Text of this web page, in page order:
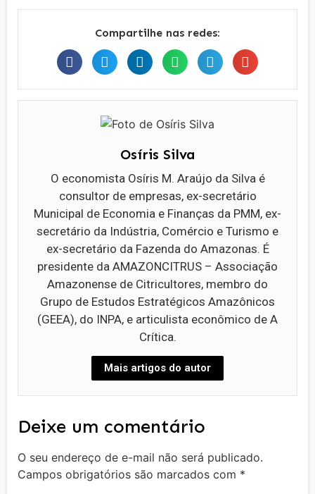
Compartilhe nas redes:
Osíris Silva
O economista Osíris M. Araújo da Silva é
consultor de empresas, ex-secretário
Municipal de Economia e Finanças da PMM, ex-
secretário da Indústria, Comércio e Turismo e
ex-secretário da Fazenda do Amazonas. É
presidente da AMAZONCITRUS – Associação
Amazonense de Citricultores, membro do
Grupo de Estudos Estratégicos Amazônicos
(GEEA), do INPA, e articulista econômico de A
Crítica.
Mais artigos do autor
Deixe um comentário
O seu endereço de e-mail não será publicado.
Campos obrigatórios são marcados com *